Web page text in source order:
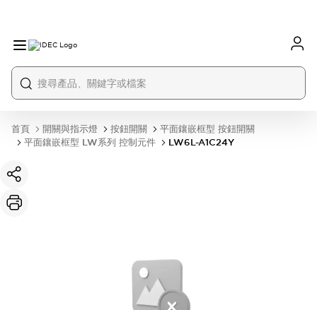
首頁 開關與指示燈 按鈕開關
平面鑲嵌框型 按鈕開關
平面鑲嵌框型 LW系列 控制元件
LW6L-A1C24Y